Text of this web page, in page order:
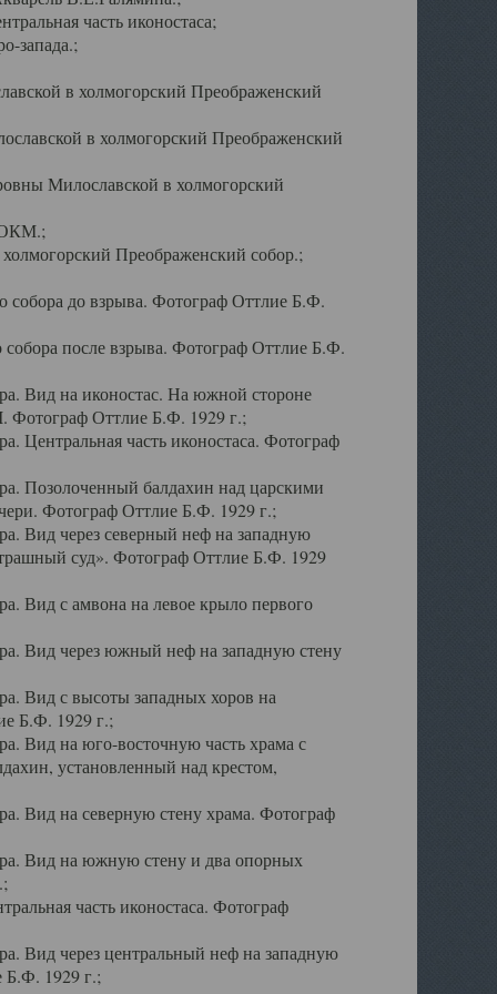
часть иконостаса;
запада.;
в холмогорский Преображенский
в холмогорский Преображенский
Милославской в холмогорский
Преображенский собор.;
до взрыва. Фотограф Оттлие Б.Ф.
после взрыва. Фотограф Оттлие Б.Ф.
Вид на иконостас. На южной стороне
Фотограф Оттлие Б.Ф. 1929 г.;
часть иконостаса. Фотограф
Позолоченный балдахин над царскими
Фотограф Оттлие Б.Ф. 1929 г.;
Вид через северный неф на западную
суд». Фотограф Оттлие Б.Ф. 1929
Вид с амвона на левое крыло первого
Вид через южный неф на западную стену
Вид с высоты западных хоров на
Б.Ф. 1929 г.;
Вид на юго-восточную часть храма с
установленный над крестом,
Вид на северную стену храма. Фотограф
Вид на южную стену и два опорных
часть иконостаса. Фотограф
Вид через центральный неф на западную
Б.Ф. 1929 г.;